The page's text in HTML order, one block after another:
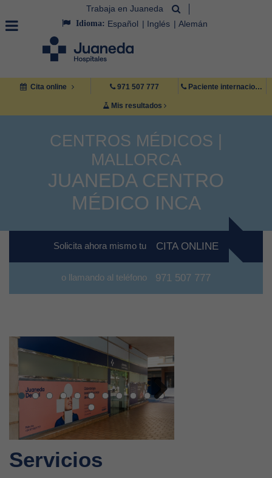
Trabaja en Juaneda
Idioma: Español Inglés Alemán
Cita online 971 507 777 Paciente internacional +34 971 222 222
Mis resultados
CENTROS MÉDICOS |
MALLORCA
JUANEDA CENTRO
MÉDICO INCA
Solicita ahora mismo tu CITA ONLINE
o llamando al teléfono 971 507 777
Servicios